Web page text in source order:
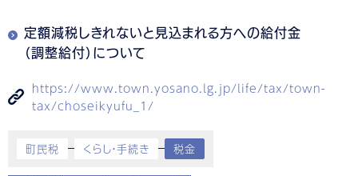
定額減税しきれないと見込まれる方への給付金
（調整給付）について
https://www.town.yosano.lg.jp/life/tax/town-
tax/choseikyufu_1/
町民税 くらし・手続き 税金